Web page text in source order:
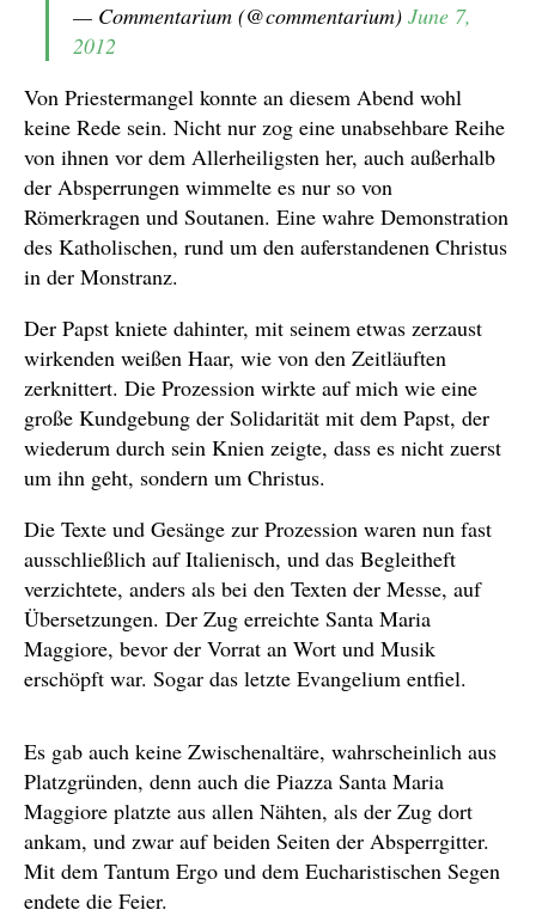
— Commentarium (@commentarium) June 7,
2012
Von Priestermangel konnte an diesem Abend wohl
keine Rede sein. Nicht nur zog eine unabsehbare Reihe
von ihnen vor dem Allerheiligsten her, auch außerhalb
der Absperrungen wimmelte es nur so von
Römerkragen und Soutanen. Eine wahre Demonstration
des Katholischen, rund um den auferstandenen Christus
in der Monstranz.
Der Papst kniete dahinter, mit seinem etwas zerzaust
wirkenden weißen Haar, wie von den Zeitläuften
zerknittert. Die Prozession wirkte auf mich wie eine
große Kundgebung der Solidarität mit dem Papst, der
wiederum durch sein Knien zeigte, dass es nicht zuerst
um ihn geht, sondern um Christus.
Die Texte und Gesänge zur Prozession waren nun fast
ausschließlich auf Italienisch, und das Begleitheft
verzichtete, anders als bei den Texten der Messe, auf
Übersetzungen. Der Zug erreichte Santa Maria
Maggiore, bevor der Vorrat an Wort und Musik
erschöpft war. Sogar das letzte Evangelium entfiel.
Es gab auch keine Zwischenaltäre, wahrscheinlich aus
Platzgründen, denn auch die Piazza Santa Maria
Maggiore platzte aus allen Nähten, als der Zug dort
ankam, und zwar auf beiden Seiten der Absperrgitter.
Mit dem Tantum Ergo und dem Eucharistischen Segen
endete die Feier.